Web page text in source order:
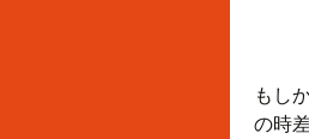
もし
の時